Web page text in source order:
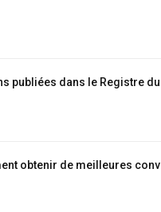
publiées dans le Registre
obtenir de meilleures